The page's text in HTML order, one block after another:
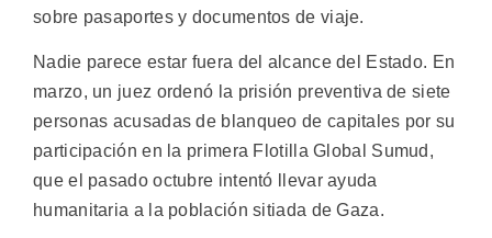
sobre pasaportes y documentos de viaje.
Nadie parece estar fuera del alcance del Estado. En
marzo, un juez ordenó la prisión preventiva de siete
personas acusadas de blanqueo de capitales por su
participación en la primera Flotilla Global Sumud,
que el pasado octubre intentó llevar ayuda
humanitaria a la población sitiada de Gaza.